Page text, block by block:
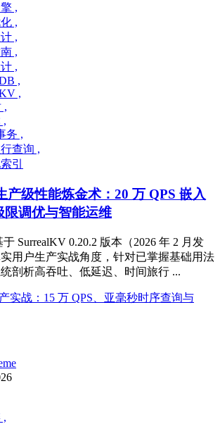
,
,
,
,
,
,
,
,
,
务 ,
查询 ,
引
产级性能炼金术：20 万 QPS 嵌入
调优与智能运维
SurrealKV 0.20.2 版本（2026 年 2 月发
用户生产实战角度，针对已掌握基础用法
剖析高吞吐、低延迟、时间旅行 ...
,